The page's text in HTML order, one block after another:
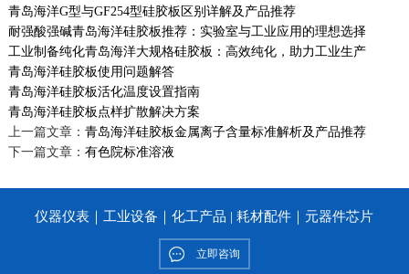
青岛海洋G型与GF254型硅胶板区别详解及产品推荐
耐强酸强碱青岛海洋硅胶板推荐：实验室与工业应用的理想选择
工业制备纯化青岛海洋大规格硅胶板：高效纯化，助力工业生产
青岛海洋硅胶板使用问题解答
青岛海洋硅胶板活化温度设置指南
青岛海洋硅胶板点样扩散解决方案
上一篇文章： 青岛海洋硅胶板金属离子含量标准解析及产品推荐
下一篇文章： 有色院标准溶液
仪器仪表｜工业设备｜化工产品 | 耗材配件｜元器件芯片
立即咨询